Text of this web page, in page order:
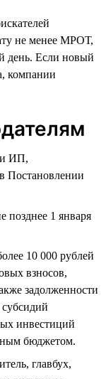
не менее МРОТ,
день. Если новый
компании
и ИП,
Постановлении
позднее 1 января
10 000 рублей
взносов,
задолженности
субсидий
инвестиций
бюджетом.
главбух,